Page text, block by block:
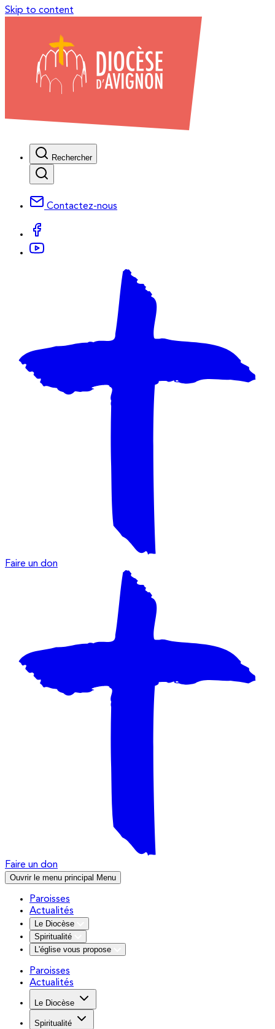
Skip to content
Rechercher
Contactez-nous
Faire un don
Faire un don
Ouvrir le menu principal Menu
Paroisses
Actualités
Le Diocèse
Spiritualité
L'église vous propose
Paroisses
Actualités
Le Diocèse
Spiritualité